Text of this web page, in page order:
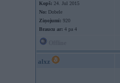
Kopš: 24. Jul 2015
No: Dobele
Ziņojumi: 920
Braucu ar: 4 pa 4
alxz